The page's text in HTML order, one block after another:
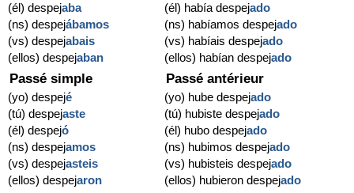
(él) despejaba
(ns) despejábamos
(vs) despejabais
(ellos) despejaban
(él) había despejado
(ns) habíamos despejado
(vs) habíais despejado
(ellos) habían despejado
Passé simple
(yo) despejé
(tú) despejaste
(él) despejó
(ns) despejamos
(vs) despejasteis
(ellos) despejaron
Passé antérieur
(yo) hube despejado
(tú) hubiste despejado
(él) hubo despejado
(ns) hubimos despejado
(vs) hubisteis despejado
(ellos) hubieron despejado